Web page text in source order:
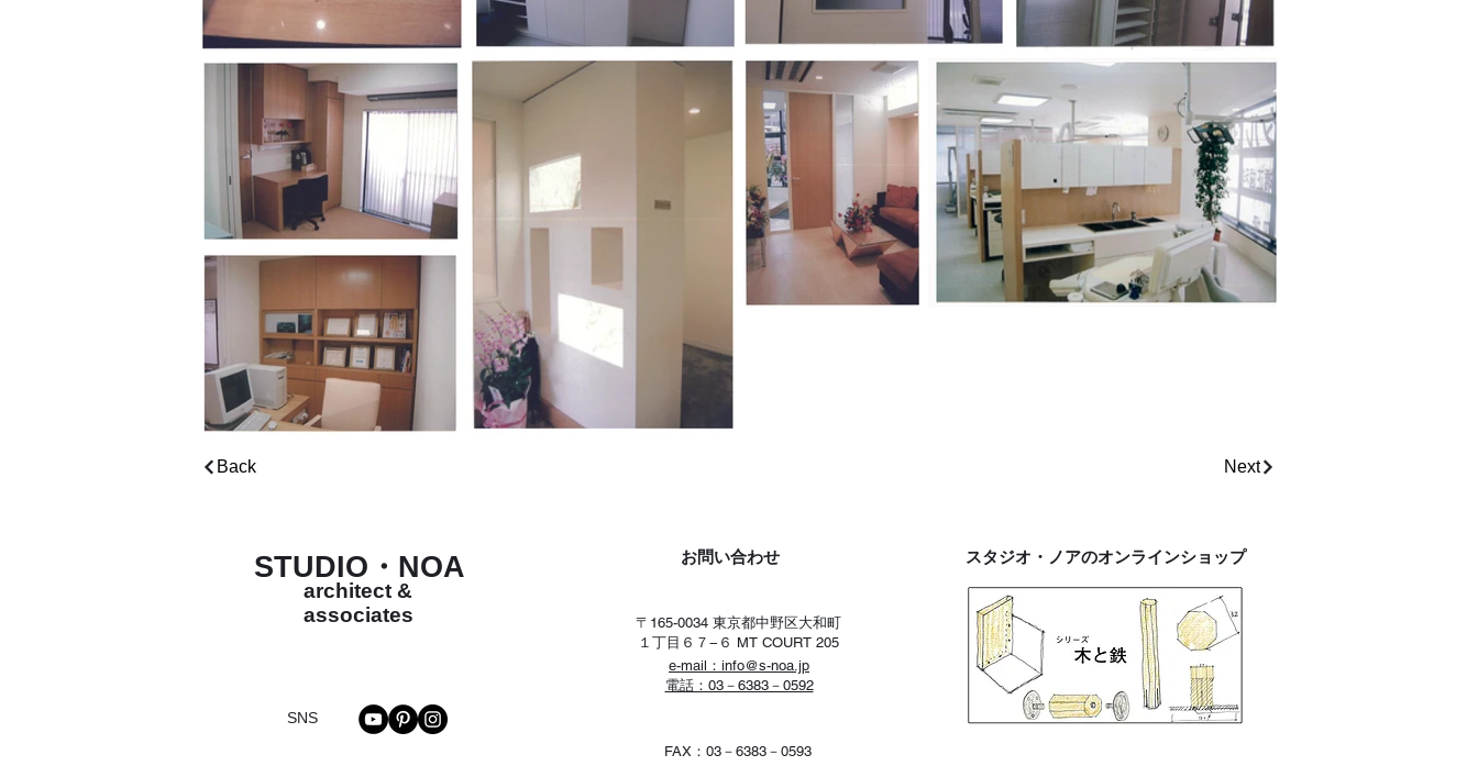
Back Next
architect &
associates
STUDIO・NOA
SNS
お問い合わせ
〒165-0034 東京都中野区大和町
１丁目６７−６ MT COURT 205
e-mail： info@s-noa.jp
電話：03－6383－0592
FAX：03－6383－0593
スタジオ・ノアのオンラインショップ